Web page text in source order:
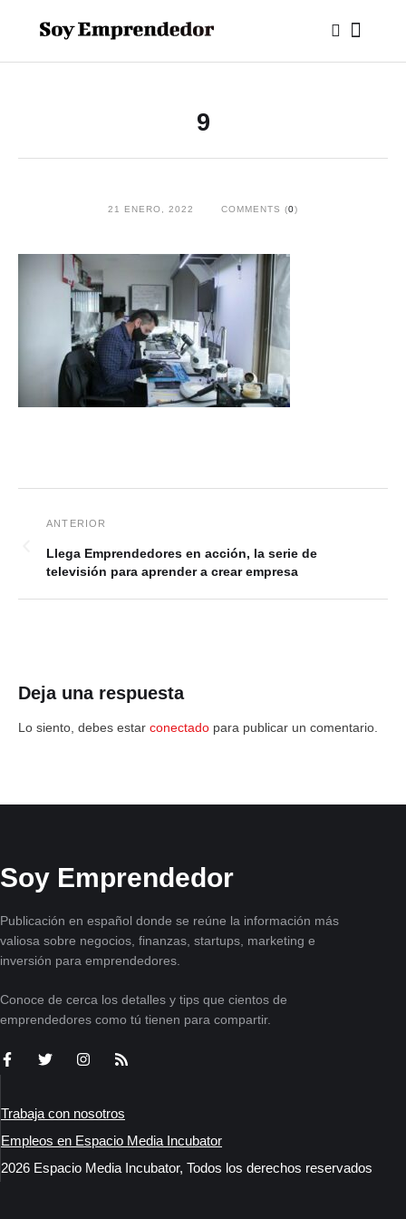
9
21 ENERO, 2022 COMMENTS (0)
Llega Emprendedores en acción, la serie de
televisión para aprender a crear empresa
Deja una respuesta
Lo siento, debes estar conectado para publicar un comentario.
Soy Emprendedor
Publicación en español donde se reúne la información más
valiosa sobre negocios, finanzas, startups, marketing e
inversión para emprendedores.
Conoce de cerca los detalles y tips que cientos de
emprendedores como tú tienen para compartir.
Trabaja con nosotros
Empleos en Espacio Media Incubator
2026 Espacio Media Incubator, Todos los derechos reservados